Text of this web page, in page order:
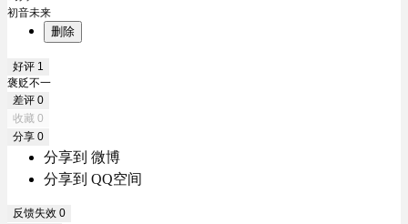
初音未来
删除
好评 1
褒贬不一
差评 0
收藏 0
分享 0
分享到 微博
分享到 QQ空间
反馈失效 0